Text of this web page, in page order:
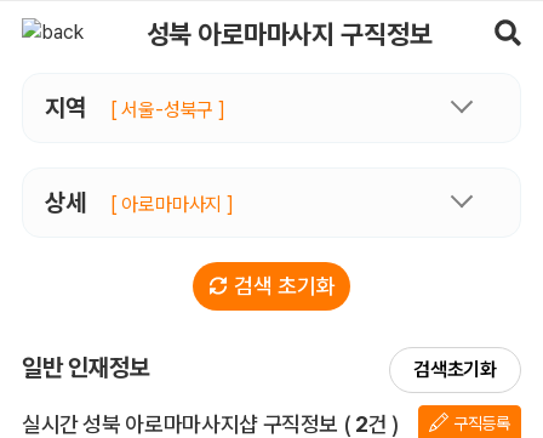
성북 아로마마사지 구직정보
지역 [ 서울-성북구 ]
상세 [ 아로마마사지 ]
검색 초기화
일반 인재정보 검색초기화
실시간 성북 아로마마사지샵 구직정보 전체 목록
( 2건 ) 구직등록